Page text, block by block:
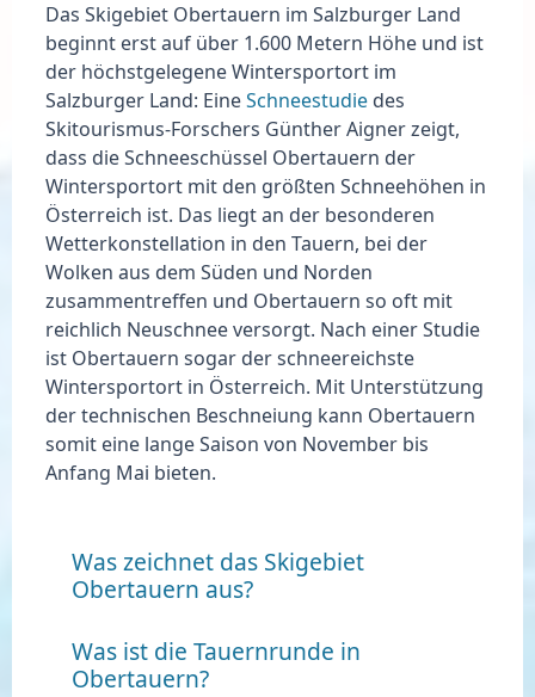
Das Skigebiet Obertauern im Salzburger Land
beginnt erst auf über 1.600 Metern Höhe und ist
der höchstgelegene Wintersportort im
Salzburger Land: EineSchneestudie des
Skitourismus-Forschers Günther Aigner zeigt,
dass dieSchneeschüssel Obertauern der
Wintersportort mit den größten Schneehöhen in
Österreich ist. Das liegt an der besonderen
Wetterkonstellation in den Tauern, bei der
Wolken aus dem Süden und Norden
zusammentreffen und Obertauern so oft mit
reichlich Neuschnee versorgt. Nach einer Studie
ist Obertauern sogar der schneereichste
Wintersportort in Österreich. Mit Unterstützung
der technischen Beschneiung kann Obertauern
somit eine lange Saison von November bis
Anfang Mai bieten.
Was zeichnet das Skigebiet
Obertauern aus?
Was ist die Tauernrunde in
Obertauern?